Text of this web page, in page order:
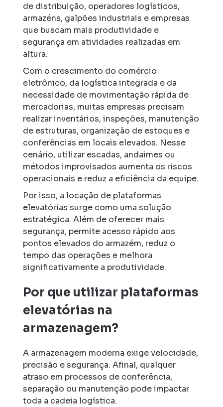
de distribuição, operadores logísticos,
armazéns, galpões industriais e empresas
que buscam mais produtividade e
segurança em atividades realizadas em
altura.
Com o crescimento do comércio
eletrônico, da logística integrada e da
necessidade de movimentação rápida de
mercadorias, muitas empresas precisam
realizar inventários, inspeções, manutenção
de estruturas, organização de estoques e
conferências em locais elevados. Nesse
cenário, utilizar escadas, andaimes ou
métodos improvisados aumenta os riscos
operacionais e reduz a eficiência da equipe.
Por isso, a locação de plataformas
elevatórias surge como uma solução
estratégica. Além de oferecer mais
segurança, permite acesso rápido aos
pontos elevados do armazém, reduz o
tempo das operações e melhora
significativamente a produtividade.
Por que utilizar plataformas
elevatórias na
armazenagem?
A armazenagem moderna exige velocidade,
precisão e segurança. Afinal, qualquer
atraso em processos de conferência,
separação ou manutenção pode impactar
toda a cadeia logística.